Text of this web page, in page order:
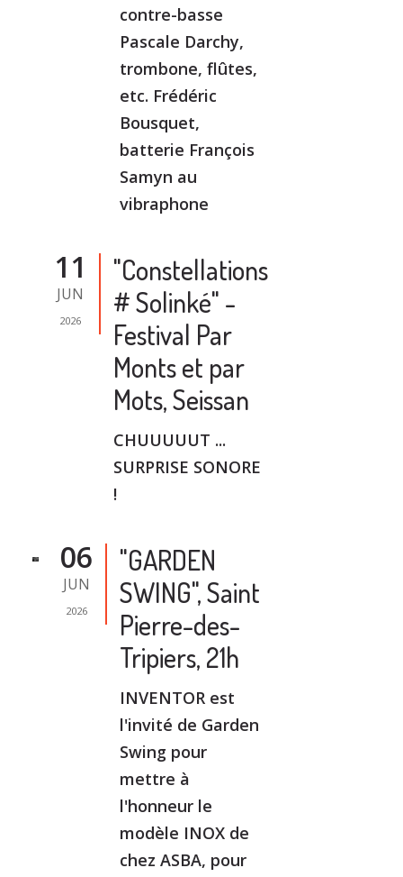
contre-basse
Pascale Darchy,
trombone, flûtes,
etc. Frédéric
Bousquet,
batterie François
Samyn au
vibraphone
11
JUN
2026
"Constellations
# Solinké" -
Festival Par
Monts et par
Mots, Seissan
CHUUUUUT ...
SURPRISE SONORE
!
06
JUN
2026
"GARDEN
SWING", Saint
Pierre-des-
Tripiers, 21h
INVENTOR est
l'invité de Garden
Swing pour
mettre à
l'honneur le
modèle INOX de
chez ASBA, pour